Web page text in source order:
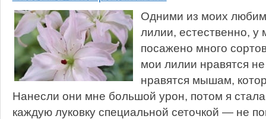
Одними из моих
лилии, естественно, у
посажено много
мои лилии нравятся
нравятся мышам,
Нанесли они мне большой урон, потом я
каждую луковку специальной сеточкой — не